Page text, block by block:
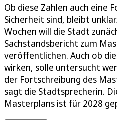
Ob diese Zahlen auch eine
Sicherheit sind, bleibt
Wochen will die Stadt
Sachstandsbericht zum
veröffentlichen. Auch ob
wirken, solle untersucht
der Fortschreibung des
sagt die Stadtsprecherin.
Masterplans ist für 2028